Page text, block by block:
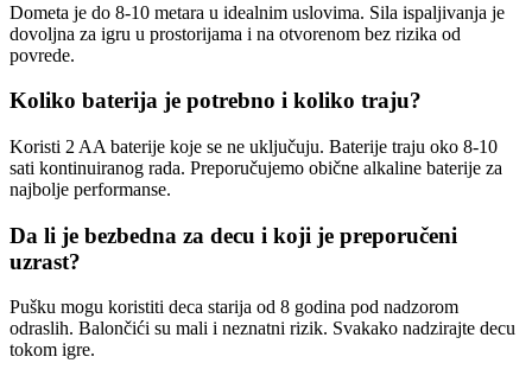
Dometa je do 8-10 metara u idealnim uslovima. Sila ispaljivanja je
dovoljna za igru u prostorijama i na otvorenom bez rizika od
povrede.
Koliko baterija je potrebno i koliko traju?
Koristi 2 AA baterije koje se ne uključuju. Baterije traju oko 8-10
sati kontinuiranog rada. Preporučujemo obične alkaline baterije za
najbolje performanse.
Da li je bezbedna za decu i koji je preporučeni
uzrast?
Pušku mogu koristiti deca starija od 8 godina pod nadzorom
odraslih. Balončići su mali i neznatni rizik. Svakako nadzirajte decu
tokom igre.